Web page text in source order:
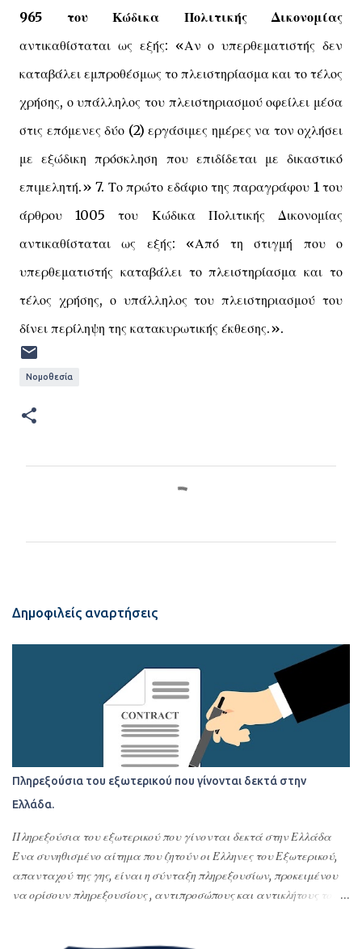
965 του Κώδικα Πολιτικής Δικονομίας
αντικαθίσταται ως εξής: «Αν ο υπερθεματιστής δεν
καταβάλει εμπροθέσμως το πλειστηρίασμα και το τέλος
χρήσης, ο υπάλληλος του πλειστηριασμού οφείλει μέσα
στις επόμενες δύο (2) εργάσιμες ημέρες να τον οχλήσει
με εξώδικη πρόσκληση που επιδίδεται με δικαστικό
επιμελητή.» 7. Το πρώτο εδάφιο της παραγράφου 1 του
άρθρου 1005 του Κώδικα Πολιτικής Δικονομίας
αντικαθίσταται ως εξής: «Από τη στιγμή που ο
υπερθεματιστής καταβάλει το πλειστηρίασμα και το
τέλος χρήσης, ο υπάλληλος του πλειστηριασμού του
δίνει περίληψη της κατακυρωτικής έκθεσης.».
Νομοθεσία
Δημοφιλείς αναρτήσεις
Πληρεξούσια του εξωτερικού που γίνονται δεκτά στην
Ελλάδα.
Πληρεξούσια του εξωτερικού που γίνονται δεκτά στην Ελλάδα
Ένα συνηθισμένο αίτημα που ζητούν οι Έλληνες του Εξωτερικού,
απανταχού της γης, είναι η σύνταξη πληρεξουσίων, προκειμένου
να ορίσουν πληρεξουσίους , αντιπροσώπους και αντικλήτους τους